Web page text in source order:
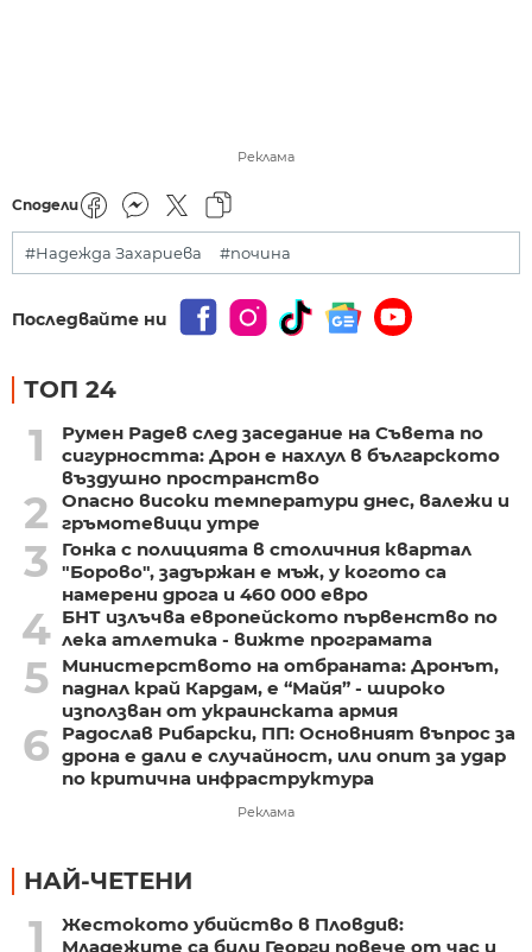
Реклама
Сподели
#Надежда Захариева #почина
Последвайте ни
ТОП 24
1
Румен Радев след заседание на Съвета по
сигурността: Дрон е нахлул в българското
въздушно пространство
2
Опасно високи температури днес, валежи и
гръмотевици утре
3
Гонка с полицията в столичния квартал
"Борово", задържан е мъж, у когото са
намерени дрога и 460 000 евро
4 БНТ излъчва европейското първенство по
лека атлетика - вижте програмата
5
Министерството на отбраната: Дронът,
паднал край Кардам, е “Майя” - широко
използван от украинската армия
6
Радослав Рибарски, ПП: Основният въпрос за
дрона е дали е случайност, или опит за удар
по критична инфраструктура
Реклама
НАЙ-ЧЕТЕНИ
1
Жестокото убийство в Пловдив:
Младежите са били Георги повече от час и